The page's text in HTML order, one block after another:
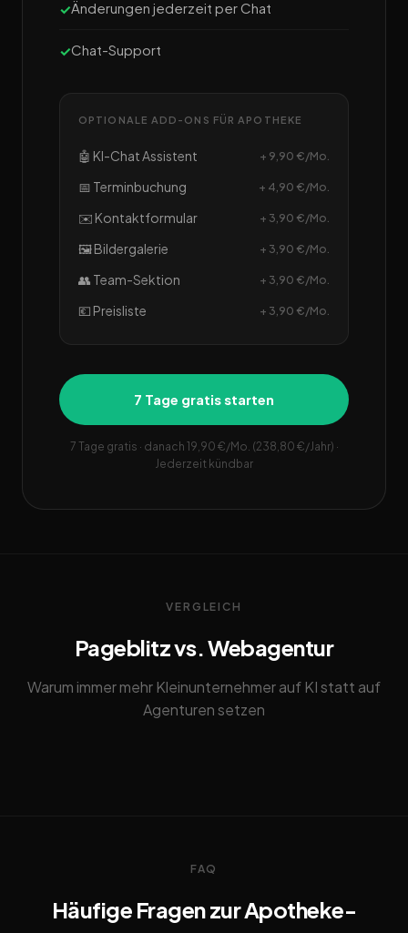
Änderungen jederzeit per Chat
Chat-Support
OPTIONALE ADD-ONS FÜR APOTHEKE
🤖 KI-Chat Assistent + 9,90 €/Mo.
📅 Terminbuchung + 4,90 €/Mo.
✉️ Kontaktformular + 3,90 €/Mo.
🖼️ Bildergalerie + 3,90 €/Mo.
👥 Team-Sektion + 3,90 €/Mo.
💶 Preisliste + 3,90 €/Mo.
7 Tage gratis starten
7 Tage gratis · danach 19,90 €/Mo. (238,80 €/Jahr) ·
Jederzeit kündbar
VERGLEICH
Pageblitz vs. Webagentur
Warum immer mehr Kleinunternehmer auf KI statt auf
Agenturen setzen
FAQ
Häufige Fragen zur Apotheke-